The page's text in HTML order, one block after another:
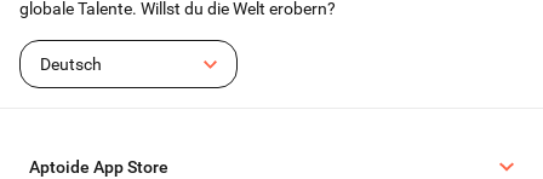
globale Talente. Willst du die Welt erobern?
Deutsch
Aptoide App Store